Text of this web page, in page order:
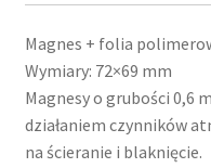
Magnes + folia
Wymiary: 72×69 mm
Magnesy o grubości 0,6
działaniem czynników
na ścieranie i blaknięcie.